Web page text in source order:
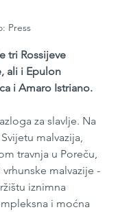
Press
tri Rossijeve
ali i Epulon
i Amaro Istriano.
za slavlje. Na
malvazija,
travnja u Poreču,
malvazije -
iznimna
i moćna